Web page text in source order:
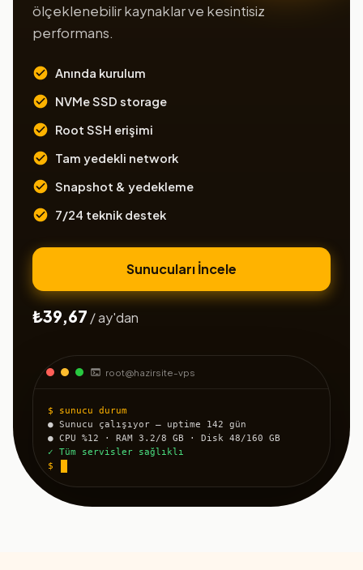
root@hazirsite-vps
$ sunucu durum
● Sunucu çalışıyor — uptime 142 gün
● CPU %12 · RAM 3.2/8 GB · Disk 48/160 GB
✓ Tüm servisler sağlıklı
$
ölçeklenebilir kaynaklar ve kesintisiz
performans.
Anında kurulum
NVMe SSD storage
Root SSH erişimi
Tam yedekli network
Snapshot & yedekleme
7/24 teknik destek
Sunucuları İncele
₺39,67 / ay'dan